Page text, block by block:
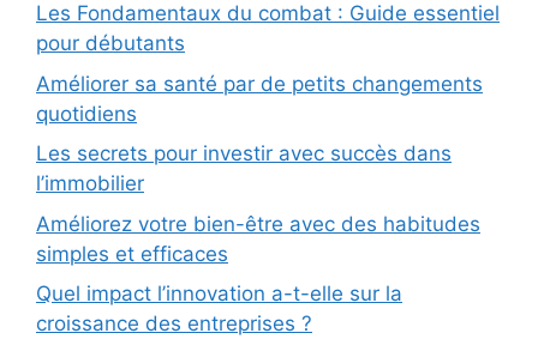
Les Fondamentaux du combat : Guide essentiel
pour débutants
Améliorer sa santé par de petits changements
quotidiens
Les secrets pour investir avec succès dans
l’immobilier
Améliorez votre bien-être avec des habitudes
simples et efficaces
Quel impact l’innovation a-t-elle sur la
croissance des entreprises ?